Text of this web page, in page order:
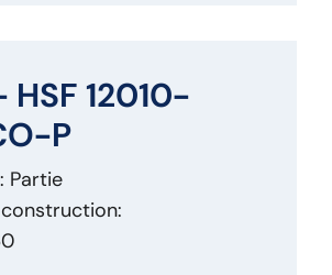
HSF 12010-
P
Partie